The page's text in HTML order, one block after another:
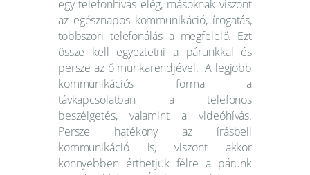
egy telefonhívás elég, másoknak viszont
az egésznapos kommunikáció, írogatás,
többszöri telefonálás a megfelelő. Ezt
össze kell egyeztetni a párunkkal és
persze az ő munkarendjével. A legjobb
kommunikációs forma a
távkapcsolatban a telefonos
beszélgetés, valamint a videóhívás.
Persze hatékony az írásbeli
kommunikáció is, viszont akkor
könnyebben érthetjük félre a párunk